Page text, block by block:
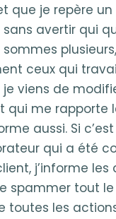
que je repère un
avertir qui
sommes
ceux qui
viens de
qui me rapporte
aussi. Si
qui a été
j’informe les
spammer tout
toutes les